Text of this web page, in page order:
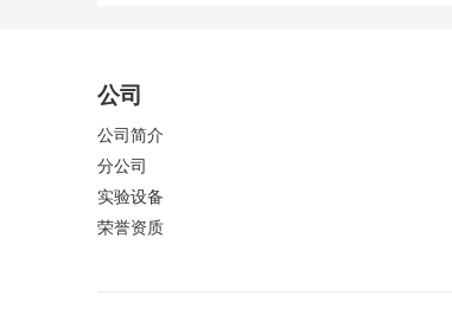
公司
公司简介
分公司
实验设备
荣誉资质